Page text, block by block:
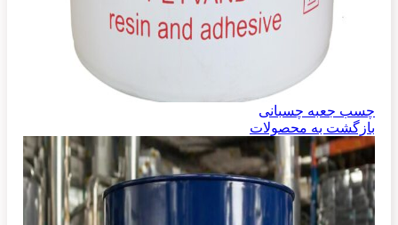
چسب جعبه چسبانی
بازگشت به محصولات